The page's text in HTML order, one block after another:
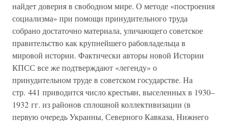
найдет доверия в свободном мире. О методе «построения
социализма» при помощи принудительного труда
собрано достаточно материала, уличающего советское
правительство как крупнейшего рабовладельца в
мировой истории. Фактически авторы новой Истории
КПСС все же подтверждают «легенду» о
принудительном труде в советском государстве. На
стр. 441 приводится число крестьян, выселенных в 1930–
1932 гг. из районов сплошной коллективизации (в
первую очередь Украины, Северного Кавказа, Нижнего